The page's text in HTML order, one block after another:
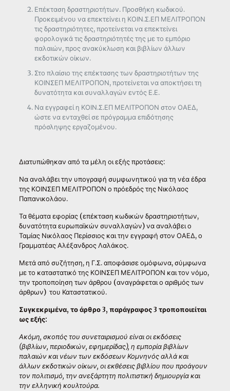
Επέκταση δραστηριοτήτων. Προσθήκη κωδικού.
Προκειμένου να επεκτείνει η ΚΟΙΝ.Σ.ΕΠ ΜΕΛΙΤΡΟΠΟΝ
τις δραστηριότητες, προτείνεται να επεκτείνει
φορολογικά τις δραστηριότητές της με το εμπόριο
παλαιών, προς ανακύκλωση και βιβλίων άλλων
εκδοτικών οίκων.
Στο πλαίσιο της επέκτασης των δραστηριοτήτων της
ΚΟΙΝΣΕΠ ΜΕΛΙΤΡΟΠΟΝ, προτείνεται να αποκτήσει τη
δυνατότητα και συναλλαγών εντός Ε.Ε.
Να εγγραφεί η ΚΟΙΝ.Σ.ΕΠ ΜΕΛΙΤΡΟΠΟΝ στον ΟΑΕΔ,
ώστε να ενταχθεί σε πρόγραμμα επιδότησης
πρόσληψης εργαζομένου.
Διατυπώθηκαν από τα μέλη οι εξής προτάσεις:
Να αναλάβει την υπογραφή συμφωνητικού για τη νέα έδρα
της ΚΟΙΝΣΕΠ ΜΕΛΙΤΡΟΠΟΝ ο πρόεδρός της Νικόλαος
Παπανικολάου.
Τα θέματα εφορίας (επέκταση κωδικών δραστηριοτήτων,
δυνατότητα ευρωπαϊκών συναλλαγών) να αναλάβει ο
Ταμίας Νικόλαος Περίσσιος και την εγγραφή στον ΟΑΕΔ, ο
Γραμματέας Αλέξανδρος Λαλάκος.
Μετά από συζήτηση, η Γ.Σ. αποφάσισε ομόφωνα, σύμφωνα
με το καταστατικό της ΚΟΙΝΣΕΠ ΜΕΛΙΤΡΟΠΟΝ και τον νόμο,
την τροποποίηση των άρθρου (αναγράφεται ο αριθμός των
άρθρων) του Καταστατικού.
Συγκεκριμένα, το άρθρο 3, παράγραφος 3 τροποποιείται
ως εξής:
Ακόμη, σκοπός του συνεταιρισμού είναι οι εκδόσεις
(βιβλίων, περιοδικών, εφημερίδας), η εμπορία βιβλίων
παλαιών και νέων των εκδόσεων Κομνηνός αλλά και
άλλων εκδοτικών οίκων, οι εκθέσεις βιβλίου που προάγουν
τον πολιτισμό, την ανεξάρτητη πολιτιστική δημιουργία και
την ελληνική κουλτούρα.